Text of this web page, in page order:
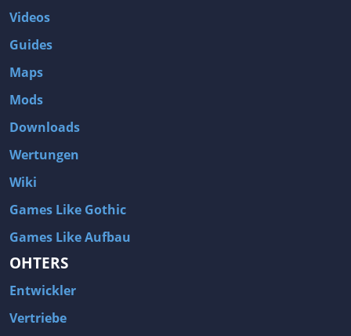
Videos
Guides
Maps
Mods
Downloads
Wertungen
Wiki
Games Like Gothic
Games Like Aufbau
OHTERS
Entwickler
Vertriebe